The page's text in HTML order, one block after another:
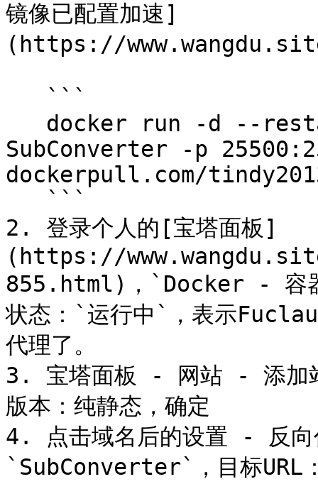
镜像已配置加速]
(https://
SubConverter -p
dockerpull.com/
2. 登录个人的[宝塔面板]
(https://
855.html)，`Docker - 容
状态：`运行中`，表示
代理了。
3. 宝塔面板 - 网站 - 添加站
版本：纯静态，确定
4. 点击域名后的设置 - 反向
`SubConverter`，目标